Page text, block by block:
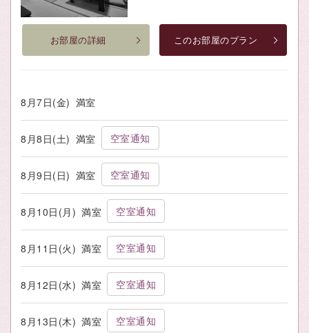
お部屋の詳細 このお部屋のプラン
8月7日(金) 満室
8月8日(土) 満室 空室通知
8月9日(日) 満室 空室通知
8月10日(月) 満室 空室通知
8月11日(火) 満室 空室通知
8月12日(水) 満室 空室通知
8月13日(木) 満室 空室通知